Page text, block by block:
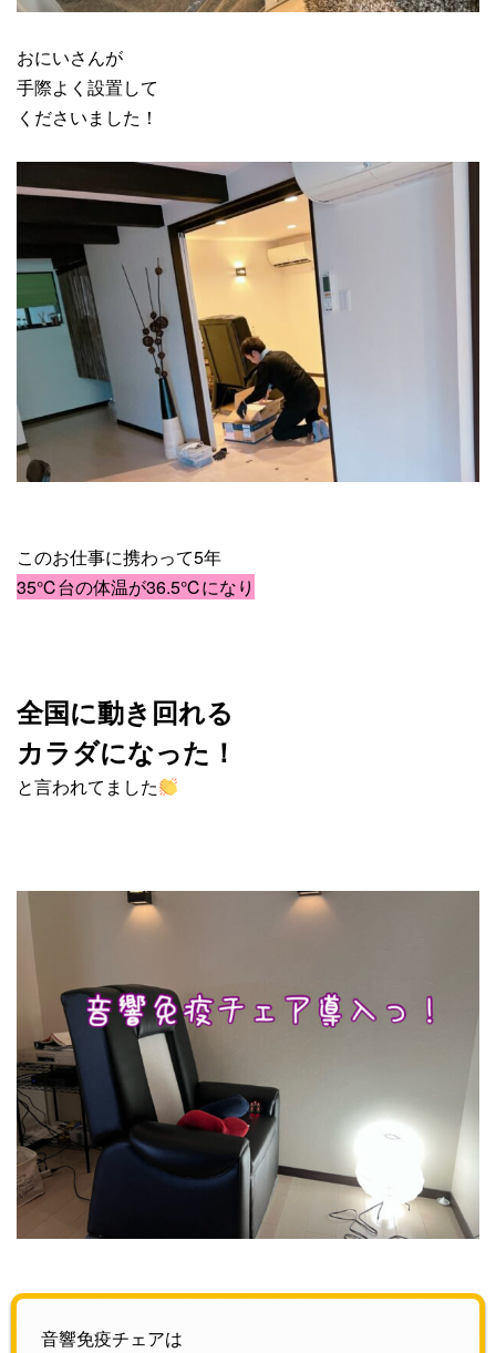
おにいさんが
手際よく設置して
くださいました！
このお仕事に携わって5年
35℃台の体温が36.5℃になり
全国に動き回れる
カラダになった！
と言われてました
音響免疫チェアは